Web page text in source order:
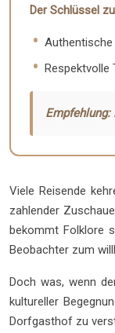
Der Schlüssel
Respektvolle
Empfehlung:
Viele Reisende
zahlender
bekommt Folklore
Beobachter zum
Doch was, wenn
kultureller
Dorfgasthof zu